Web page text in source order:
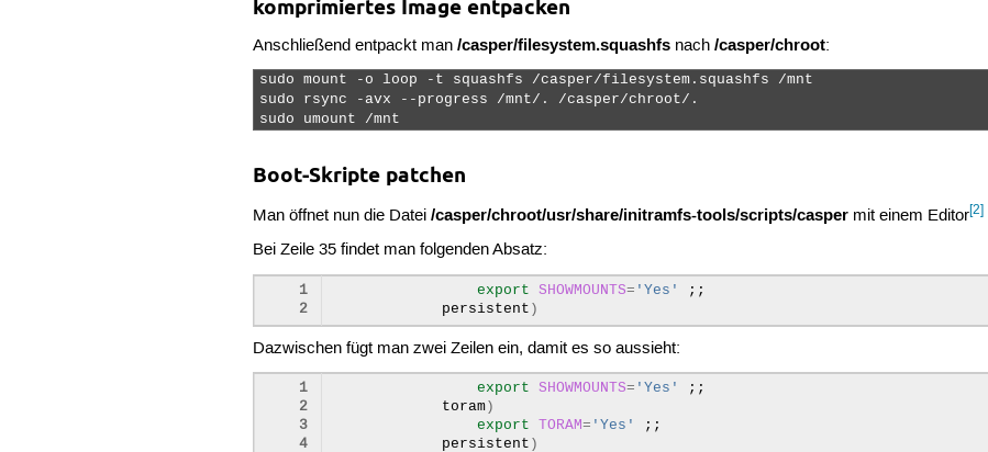
komprimiertes Image entpacken
Anschließend entpackt man/casper/filesystem.squashfs nach/casper/chroot:
sudo mount -o loop -t squashfs /casper/filesystem.squashfs /mnt
sudo rsync -avx --progress /mnt/. /casper/chroot/.
sudo umount /mnt
Boot-Skripte patchen
Man öffnet nun die Datei/casper/chroot/usr/share/initramfs-tools/scripts/casper mit einem Editor[2]
Bei Zeile 35 findet man folgenden Absatz:
1
2
export SHOWMOUNTS= 'Yes'
;;
persistent )
Dazwischen fügt man zwei Zeilen ein, damit es so aussieht:
1
2
3
4
export SHOWMOUNTS= 'Yes'
;;
toram)
export
TORAM= 'Yes'
;;
persistent )